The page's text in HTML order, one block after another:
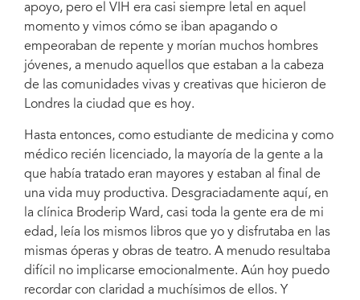
apoyo, pero el VIH era casi siempre letal en aquel
momento y vimos cómo se iban apagando o
empeoraban de repente y morían muchos hombres
jóvenes, a menudo aquellos que estaban a la cabeza
de las comunidades vivas y creativas que hicieron de
Londres la ciudad que es hoy.
Hasta entonces, como estudiante de medicina y como
médico recién licenciado, la mayoría de la gente a la
que había tratado eran mayores y estaban al final de
una vida muy productiva. Desgraciadamente aquí, en
la clínica Broderip Ward, casi toda la gente era de mi
edad, leía los mismos libros que yo y disfrutaba en las
mismas óperas y obras de teatro. A menudo resultaba
difícil no implicarse emocionalmente. Aún hoy puedo
recordar con claridad a muchísimos de ellos. Y